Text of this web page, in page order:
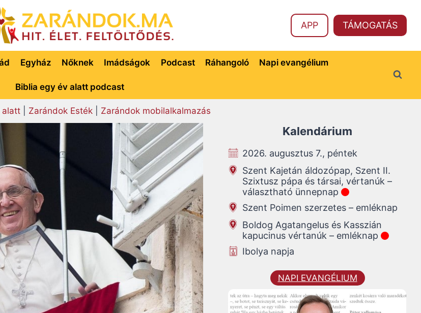
APP TÁMOGATÁS
Egyház Nőknek Imádságok Podcast Ráhangoló Napi evangélium
Biblia egy év alatt podcast
alatt| Zarándok Esték| Zarándok mobilalkalmazás
Kalendárium
2026. augusztus 7., péntek
Szent Kajetán áldozópap, Szent II.
Szixtusz pápa és társai, vértanúk –
választható ünnepnap
Szent Poimen szerzetes – emléknap
Boldog Agatangelus és Kasszián
kapucinus vértanúk – emléknap
Ibolya napja
NAPI EVANGÉLIUM